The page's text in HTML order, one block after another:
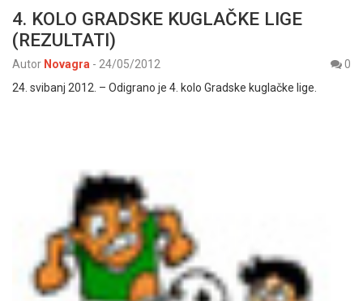
4. KOLO GRADSKE KUGLAČKE LIGE
(REZULTATI)
Autor Novagra - 24/05/2012
0
24. svibanj 2012. – Odigrano je 4. kolo Gradske kuglačke lige.